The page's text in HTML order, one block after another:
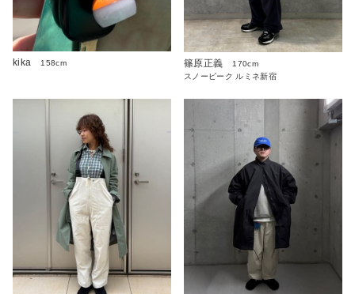
kika 158cm 篠原正義
170cm
スノーピーク ルミネ新宿